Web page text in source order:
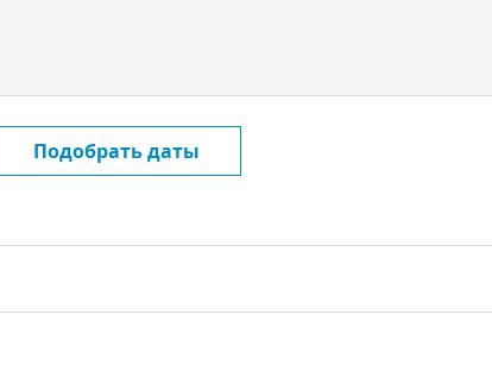
Подобрать даты